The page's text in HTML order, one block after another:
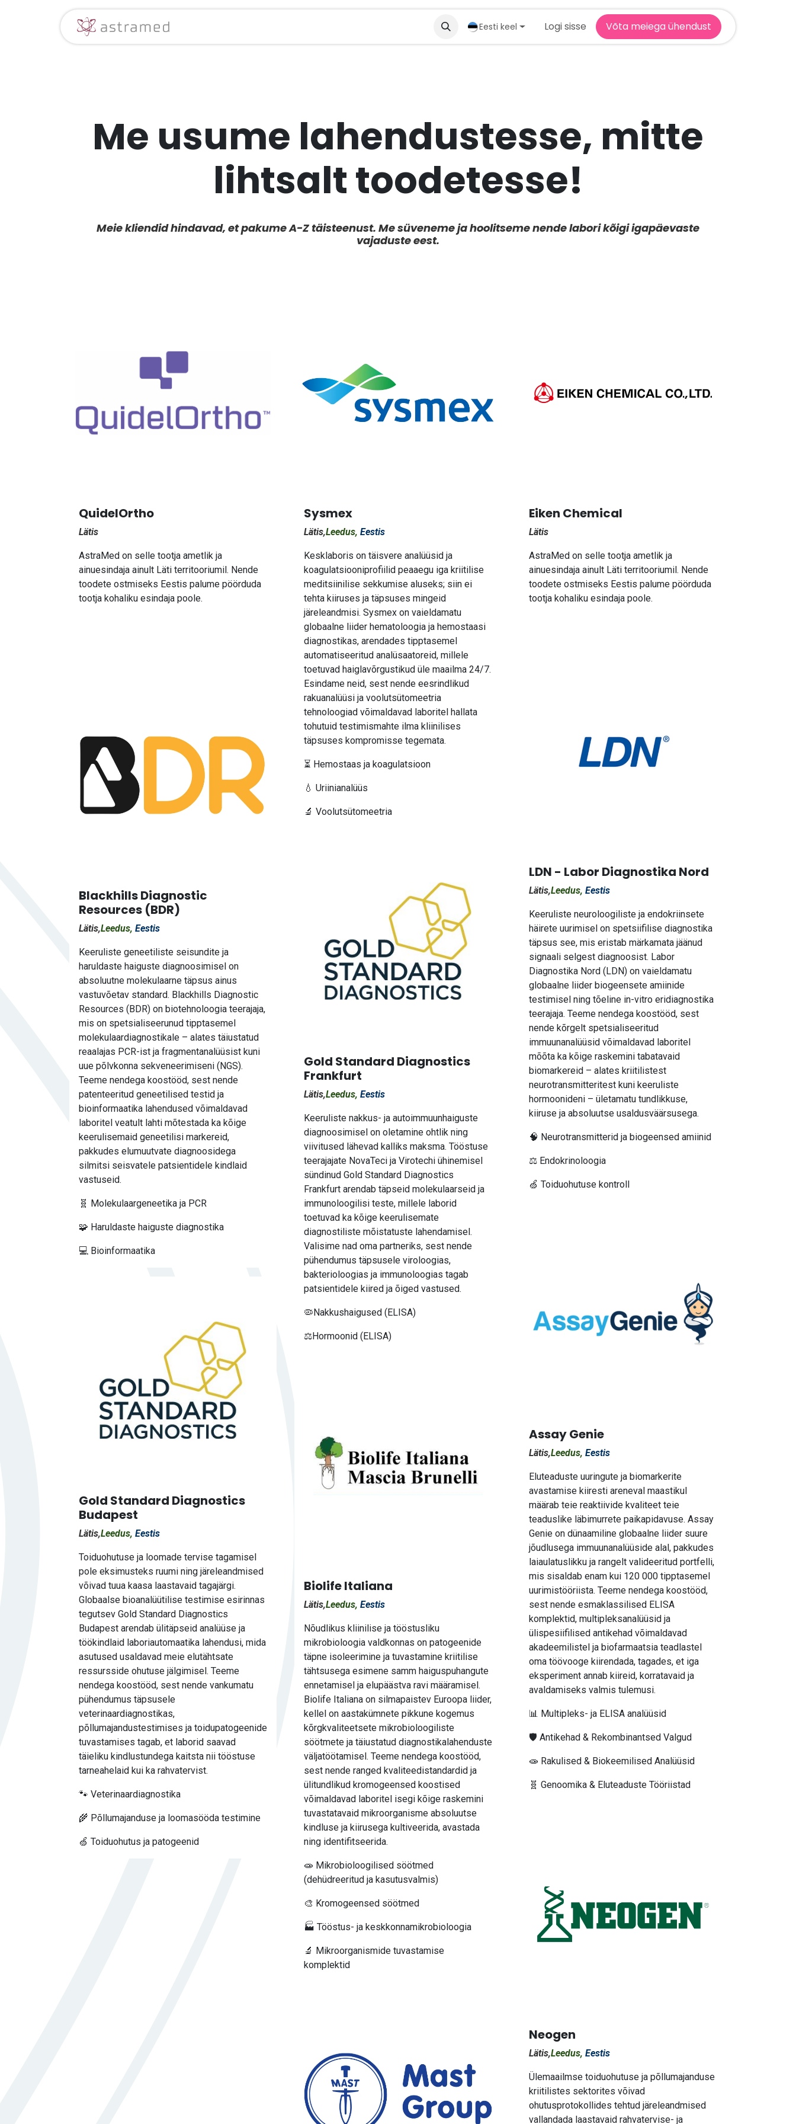
Eesti keel Logi sisse Võta meiega ühendust
Me usume lahendustesse, mitte
lihtsalt toodetesse!
Meie kliendid hindavad, et pakume A-Z täisteenust. Me süveneme ja hoolitseme nende labori kõigi igapäevaste
vajaduste eest.
QuidelOrtho
Lätis
AstraMed on selle tootja ametlik ja
ainuesindaja ainult Läti territooriumil. Nende
toodete ostmiseks Eestis palume pöörduda
tootja kohaliku esindaja poole.
Blackhills Diagnostic
Resources (BDR)
Lätis,Leedus, Eestis
Keeruliste geneetiliste seisundite ja
haruldaste haiguste diagnoosimisel on
absoluutne molekulaarne täpsus ainus
vastuvõetav standard. Blackhills Diagnostic
Resources (BDR) on biotehnoloogia teerajaja,
mis on spetsialiseerunud tipptasemel
molekulaardiagnostikale – alates täiustatud
reaalajas PCR-ist ja fragmentanalüüsist kuni
uue põlvkonna sekveneerimiseni (NGS).
Teeme nendega koostööd, sest nende
patenteeritud geneetilised testid ja
bioinformaatika lahendused võimaldavad
laboritel veatult lahti mõtestada ka kõige
keerulisemaid geneetilisi markereid,
pakkudes elumuutvate diagnoosidega
silmitsi seisvatele patsientidele kindlaid
vastuseid.
🧬 Molekulaargeneetika ja PCR
🧩 Haruldaste haiguste diagnostika
💻 Bioinformaatika
Gold Standard Diagnostics
Budapest
Lätis,Leedus, Eestis
Toiduohutuse ja loomade tervise tagamisel
pole eksimusteks ruumi ning järeleandmised
võivad tuua kaasa laastavaid tagajärgi.
Globaalse bioanalüütilise testimise esirinnas
tegutsev Gold Standard Diagnostics
Budapest arendab ülitäpseid analüüse ja
töökindlaid laboriautomaatika lahendusi, mida
asutused usaldavad meie elutähtsate
ressursside ohutuse jälgimisel. Teeme
nendega koostööd, sest nende vankumatu
pühendumus täpsusele
veterinaardiagnostikas,
põllumajandustestimises ja toidupatogeenide
tuvastamises tagab, et laborid saavad
täieliku kindlustundega kaitsta nii tööstuse
tarneahelaid kui ka rahvatervist.
🐾 Veterinaardiagnostika
🌾 Põllumajanduse ja loomasööda testimine
🍏 Toiduohutus ja patogeenid
Sysmex
Lätis,Leedus, Eestis
Kesklaboris on täisvere analüüsid ja
koagulatsiooniprofiilid peaaegu iga kriitilise
meditsiinilise sekkumise aluseks; siin ei
tehta kiiruses ja täpsuses mingeid
järeleandmisi. Sysmex on vaieldamatu
globaalne liider hematoloogia ja hemostaasi
diagnostikas, arendades tipptasemel
automatiseeritud analüsaatoreid, millele
toetuvad haiglavõrgustikud üle maailma 24/7.
Esindame neid, sest nende eesrindlikud
rakuanalüüsi ja voolutsütomeetria
tehnoloogiad võimaldavad laboritel hallata
tohutuid testimismahte ilma kliinilises
täpsuses kompromisse tegemata.
⏳ Hemostaas ja koagulatsioon
💧 Uriinianalüüs
🔬 Voolutsütomeetria
Gold Standard Diagnostics
Frankfurt
Lätis,Leedus, Eestis
Keeruliste nakkus- ja autoimmuunhaiguste
diagnoosimisel on oletamine ohtlik ning
viivitused lähevad kalliks maksma. Tööstuse
teerajajate NovaTeci ja Virotechi ühinemisel
sündinud Gold Standard Diagnostics
Frankfurt arendab täpseid molekulaarseid ja
immunoloogilisi teste, millele laborid
toetuvad ka kõige keerulisemate
diagnostiliste mõistatuste lahendamisel.
Valisime nad oma partneriks, sest nende
pühendumus täpsusele viroloogias,
bakterioloogias ja immunoloogias tagab
patsientidele kiired ja õiged vastused.
🦠Nakkushaigused (ELISA)
⚖️Hormoonid (ELISA)
Biolife Italiana
Lätis,Leedus, Eestis
Nõudlikus kliinilise ja tööstusliku
mikrobioloogia valdkonnas on patogeenide
täpne isoleerimine ja tuvastamine kriitilise
tähtsusega esimene samm haiguspuhangute
ennetamisel ja elupäästva ravi määramisel.
Biolife Italiana on silmapaistev Euroopa liider,
kellel on aastakümnete pikkune kogemus
kõrgkvaliteetsete mikrobioloogiliste
söötmete ja täiustatud diagnostikalahenduste
väljatöötamisel. Teeme nendega koostööd,
sest nende ranged kvaliteedistandardid ja
ülitundlikud kromogeensed koostised
võimaldavad laboritel isegi kõige raskemini
tuvastatavaid mikroorganisme absoluutse
kindluse ja kiirusega kultiveerida, avastada
ning identifitseerida.
🧫 Mikrobioloogilised söötmed
(dehüdreeritud ja kasutusvalmis)
🎨 Kromogeensed söötmed
🏭 Tööstus- ja keskkonnamikrobioloogia
🔬 Mikroorganismide tuvastamise
komplektid
Eiken Chemical
Lätis
AstraMed on selle tootja ametlik ja
ainuesindaja ainult Läti territooriumil. Nende
toodete ostmiseks Eestis palume pöörduda
tootja kohaliku esindaja poole.
LDN - Labor Diagnostika Nord
Lätis,Leedus, Eestis
Keeruliste neuroloogiliste ja endokriinsete
häirete uurimisel on spetsiifilise diagnostika
täpsus see, mis eristab märkamata jäänud
signaali selgest diagnoosist. Labor
Diagnostika Nord (LDN) on vaieldamatu
globaalne liider biogeensete amiinide
testimisel ning tõeline in-vitro eridiagnostika
teerajaja. Teeme nendega koostööd, sest
nende kõrgelt spetsialiseeritud
immuunanalüüsid võimaldavad laboritel
mõõta ka kõige raskemini tabatavaid
biomarkereid – alates kriitilistest
neurotransmitteritest kuni keeruliste
hormoonideni – ületamatu tundlikkuse,
kiiruse ja absoluutse usaldusväärsusega.
🧠 Neurotransmitterid ja biogeensed amiinid
⚖️ Endokrinoloogia
🍏 Toiduohutuse kontroll
Assay Genie
Lätis,Leedus, Eestis
Eluteaduste uuringute ja biomarkerite
avastamise kiiresti areneval maastikul
määrab teie reaktiivide kvaliteet teie
teaduslike läbimurrete paikapidavuse. Assay
Genie on dünaamiline globaalne liider suure
jõudlusega immuunanalüüside alal, pakkudes
laiaulatuslikku ja rangelt valideeritud portfelli,
mis sisaldab enam kui 120 000 tipptasemel
uurimistööriista. Teeme nendega koostööd,
sest nende esmaklassilised ELISA
komplektid, multipleksanalüüsid ja
ülispesiifilised antikehad võimaldavad
akadeemilistel ja biofarmaatsia teadlastel
oma töövooge kiirendada, tagades, et iga
eksperiment annab kiireid, korratavaid ja
avaldamiseks valmis tulemusi.
📊 Multipleks- ja ELISA analüüsid
🛡️ Antikehad & Rekombinantsed Valgud
🧫 Rakulised & Biokeemilised Analüüsid
🧬 Genoomika & Eluteaduste Tööriistad
Neogen
Lätis,Leedus, Eestis
Ülemaailmse toiduohutuse ja põllumajanduse
kriitilistes sektorites võivad
ohutusprotokollides tehtud järeleandmised
vallandada laastavaid rahvatervise- ja